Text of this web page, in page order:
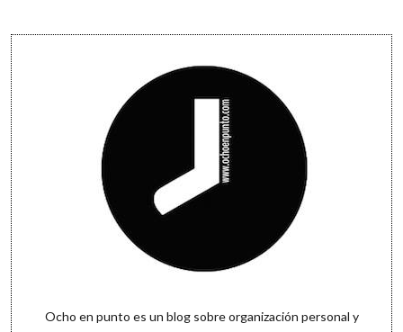
Sidebar
Ocho en punto es un blog sobre organización personal y